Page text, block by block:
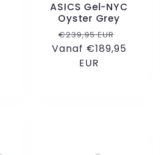
Aanbiedingsprijs
ASICS Gel-NYC
Oyster Grey
Normale
prijs
€239,95 EUR
Vanaf €189,95
EUR